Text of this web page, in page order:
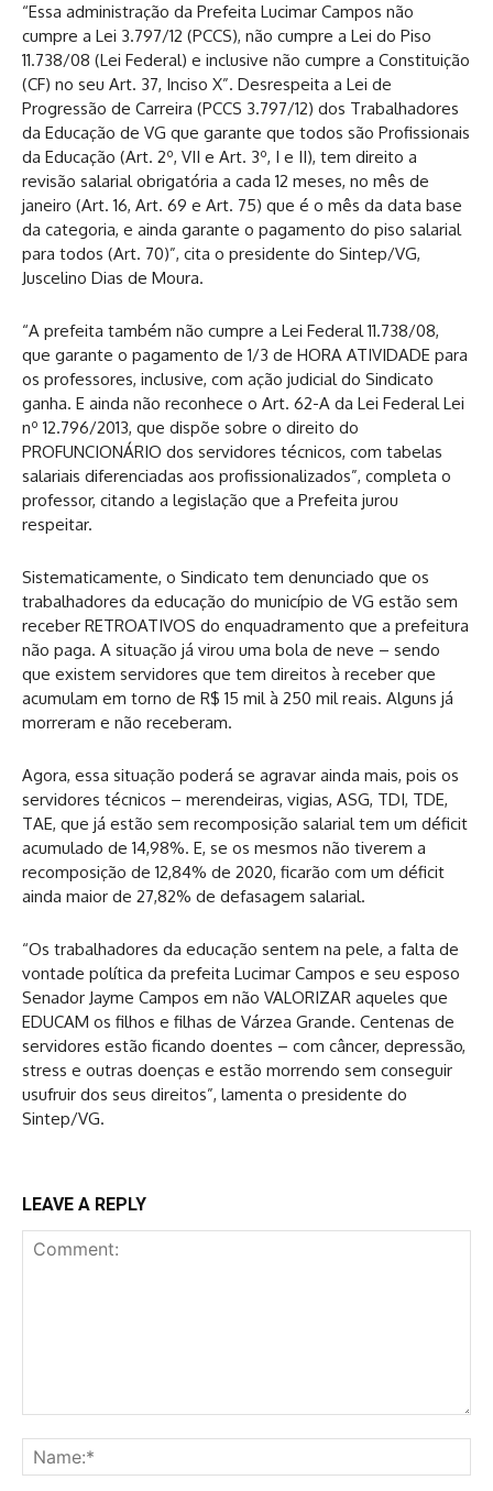
“Essa administração da Prefeita Lucimar Campos não
cumpre a Lei 3.797/12 (PCCS), não cumpre a Lei do Piso
11.738/08 (Lei Federal) e inclusive não cumpre a Constituição
(CF) no seu Art. 37, Inciso X”. Desrespeita a Lei de
Progressão de Carreira (PCCS 3.797/12) dos Trabalhadores
da Educação de VG que garante que todos são Profissionais
da Educação (Art. 2º, VII e Art. 3º, I e II), tem direito a
revisão salarial obrigatória a cada 12 meses, no mês de
janeiro (Art. 16, Art. 69 e Art. 75) que é o mês da data base
da categoria, e ainda garante o pagamento do piso salarial
para todos (Art. 70)”, cita o presidente do Sintep/VG,
Juscelino Dias de Moura.
“A prefeita também não cumpre a Lei Federal 11.738/08,
que garante o pagamento de 1/3 de HORA ATIVIDADE para
os professores, inclusive, com ação judicial do Sindicato
ganha. E ainda não reconhece o Art. 62-A da Lei Federal Lei
nº 12.796/2013, que dispõe sobre o direito do
PROFUNCIONÁRIO dos servidores técnicos, com tabelas
salariais diferenciadas aos profissionalizados”, completa o
professor, citando a legislação que a Prefeita jurou
respeitar.
Sistematicamente, o Sindicato tem denunciado que os
trabalhadores da educação do município de VG estão sem
receber RETROATIVOS do enquadramento que a prefeitura
não paga. A situação já virou uma bola de neve – sendo
que existem servidores que tem direitos à receber que
acumulam em torno de R$ 15 mil à 250 mil reais. Alguns já
morreram e não receberam.
Agora, essa situação poderá se agravar ainda mais, pois os
servidores técnicos – merendeiras, vigias, ASG, TDI, TDE,
TAE, que já estão sem recomposição salarial tem um déficit
acumulado de 14,98%. E, se os mesmos não tiverem a
recomposição de 12,84% de 2020, ficarão com um déficit
ainda maior de 27,82% de defasagem salarial.
“Os trabalhadores da educação sentem na pele, a falta de
vontade política da prefeita Lucimar Campos e seu esposo
Senador Jayme Campos em não VALORIZAR aqueles que
EDUCAM os filhos e filhas de Várzea Grande. Centenas de
servidores estão ficando doentes – com câncer, depressão,
stress e outras doenças e estão morrendo sem conseguir
usufruir dos seus direitos”, lamenta o presidente do
Sintep/VG.
LEAVE A REPLY